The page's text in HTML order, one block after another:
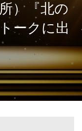
）『北の
ークに出